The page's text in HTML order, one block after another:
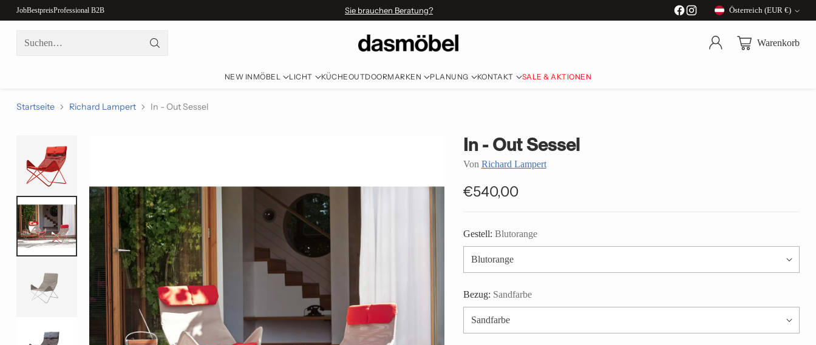
JobBestpreisProfessional B2B Sie brauchen Beratung?
Währung
Österreich (EUR €)
Suchen… Warenkorb
NEW IN MÖBEL LICHT KÜCHEOUTDOORMARKEN PLANUNG KONTAKT SALE & AKTIONEN
Startseite Richard Lampert In - Out Sessel
In - Out Sessel
Von Richard Lampert
Normaler
€540,00
Gestell: Blutorange
Bezug: Sandfarbe